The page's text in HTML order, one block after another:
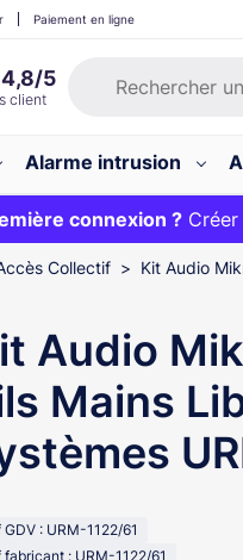
Paiement en ligne
Alarme intrusion
OFFERT sur votre
connexion ?Créer
:
Collectif Kit Audio
Audio
Mains
GDV : URM-1122/61
fabricant : URM-1122/61